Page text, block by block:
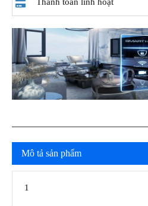
Mô tả sản phẩm
1